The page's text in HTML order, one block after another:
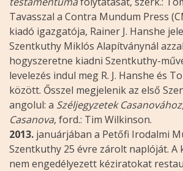
Tavasszal a Contra Mundum Press
kiadó igazgatója, Rainer J. Hanshe
Szentkuthy Miklós Alapítványnál
hogyszeretne kiadni Szentkuthy-
levelezés indul meg R. J. Hanshe és
között. Ősszel megjelenik az első
angolul: a Széljegyzetek
Casanova, ford.: Tim Wilkinson.
2013. januárjában a Petőfi Irodalmi
Szentkuthy 25 évre zárolt naplóját.
nem engedélyezett kéziratokat